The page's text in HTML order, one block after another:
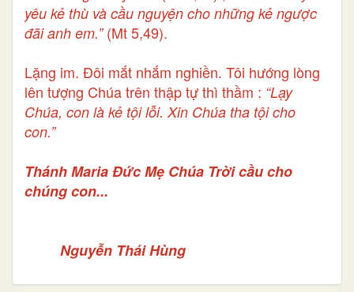
yêu kẻ thù và cầu nguyện cho những kẻ ngược
đãi anh em.”(Mt 5,49).
Lặng im. Đôi mắt nhắm nghiền. Tôi hướng lòng
lên tượng Chúa trên thập tự thì thầm : “Lạy
Chúa, con là kẻ tội lỗi. Xin Chúa tha tội cho
con.”
Thánh Maria Đức Mẹ Chúa Trời cầu cho
chúng con...
Nguyễn Thái Hùng